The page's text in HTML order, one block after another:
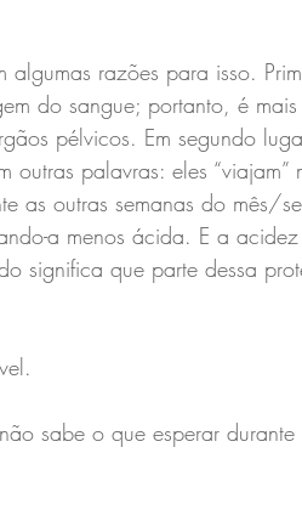
algumas razões para isso.
do sangue; portanto, é
pélvicos. Em segundo
outras palavras: eles
as outras semanas do mês/
a menos ácida. E a
significa que parte dessa
sabe o que esperar